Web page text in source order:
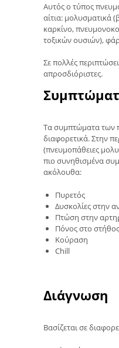
Αυτός ο τύπος
αίτια: μολυσματικά
καρκίνο,
τοξικών ουσιών),
Σε πολλές
απροσδιόριστες.
Τα συμπτώματα των
διαφορετικά. Στην
(πνευμοπάθειες
πιο συνηθισμένα
ακόλουθα:
Πυρετός
Δυσκολίες στην
Πτώση στην
Πόνος στο στήθος
Κούραση
Chill
Διάγνωση
Βασίζεται σε